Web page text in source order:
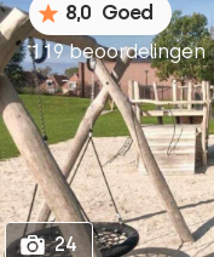
8,0 Goed
119 beoordelingen
24